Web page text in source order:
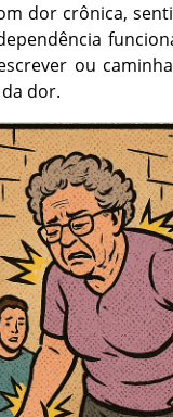
dor crônica,
ou
dor.